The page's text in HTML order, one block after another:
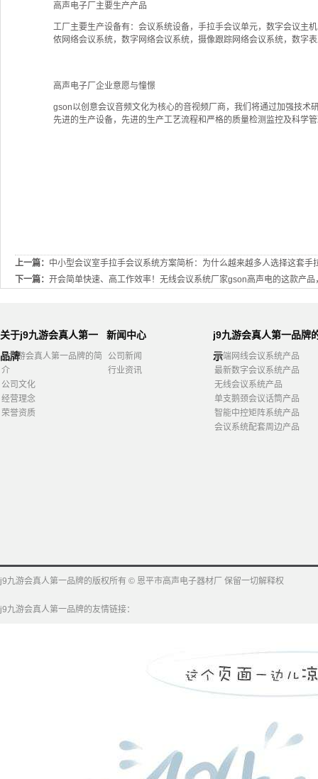
高声电子厂主要生产产品
工厂主要生产设备有：会议系统设备，手拉手会议单元，数字会议主
侬网络会议系统，数字网络会议系统，摄像跟踪网络会议系统，数字
高声电子厂企业意愿与憧憬
gson以创意会议音频文化为核心的音视频厂商，我们将通过加强技
先进的生产设备，先进的生产工艺流程和严格的质量检测监控及科学
上一篇： 中小型会议室手拉手会议系统方案简析：为什么越来越多人选择这套手
下一篇： 开会简单快速、高工作效率！无线会议系统厂家gson高声电的这款产品
关于j9九游会真人第一
品牌
j9九游会真人第一品牌的简
介
公司文化
经营理念
荣誉资质
新闻中心
公司新闻
行业资讯
j9九游会真人第一品牌
示
高端网线会议系统产品
最新数字会议系统产品
无线会议系统产品
单支鹅颈会议话筒产品
智能中控矩阵系统产品
会议系统配套周边产品
j9九游会真人第一品牌的版权所有 © 恩平市高声电子器材厂 保留一切解释权
j9九游会真人第一品牌的友情链接：